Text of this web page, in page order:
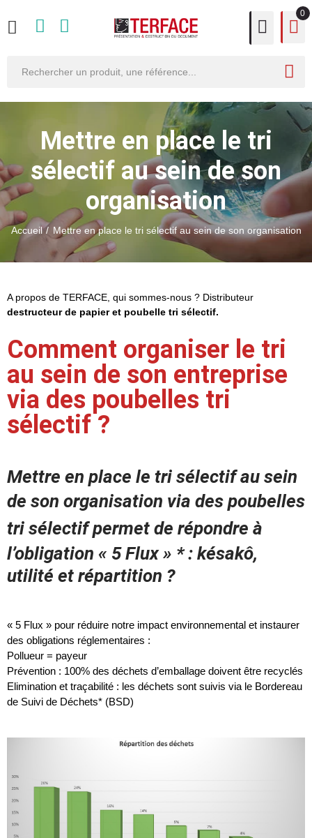
0
Mettre en place le tri
sélectif au sein de son
organisation
Accueil Mettre en place le tri sélectif au sein de son organisation
A propos de TERFACE, qui sommes-nous ? Distributeur
destructeur de papier et poubelle tri sélectif.
Comment organiser le tri
au sein de son entreprise
via des poubelles tri
sélectif ?
Mettre en place le tri sélectif au sein
de son organisation via des poubelles
tri sélectifpermet de répondre à
l’obligation « 5 Flux » * : késakô,
utilité et répartition ?
« 5 Flux » pour réduire notre impact environnemental et instaurer
des obligations réglementaires :
Pollueur = payeur
Prévention : 100% des déchets d’emballage doivent être recyclés
Elimination et traçabilité : les déchets sont suivis via le Bordereau
de Suivi de Déchets* (BSD)